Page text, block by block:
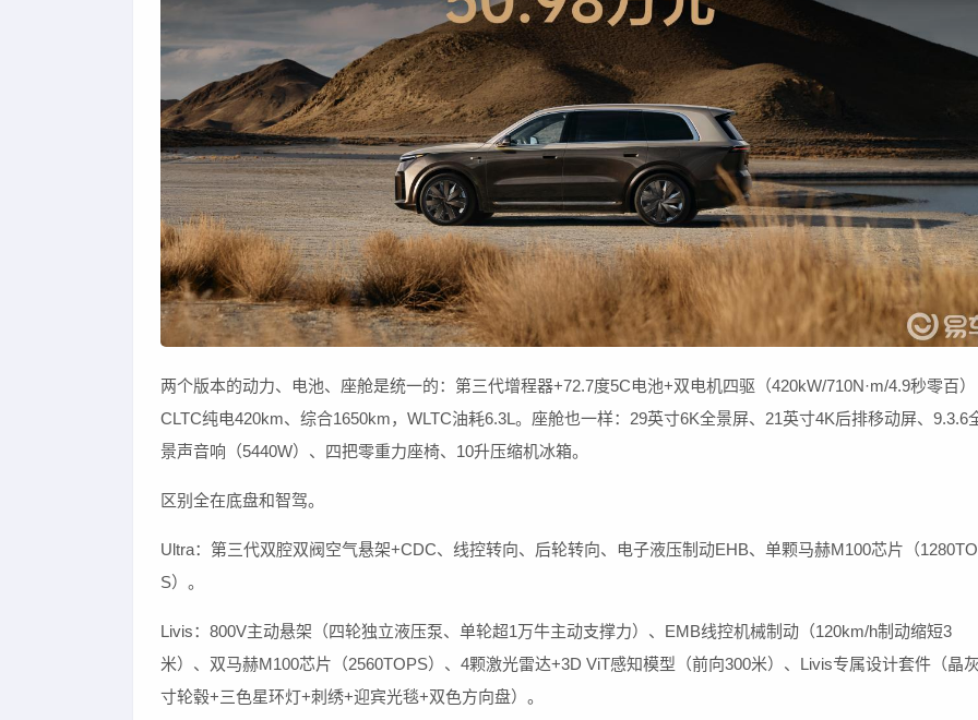
两个版本的动力、电池、座舱是统一的：第三代增程器+72.7度5C电池+双电机四驱（420kW/710N·m/4.9秒零百
CLTC纯电420km、综合1650km，WLTC油耗6.3L。座舱也一样：29英寸6K全景屏、21英寸4K后排移动屏、9.3.6
景声音响（5440W）、四把零重力座椅、10升压缩机冰箱。
区别全在底盘和智驾。
Ultra：第三代双腔双阀空气悬架+CDC、线控转向、后轮转向、电子液压制动EHB、单颗马赫M100芯片（
S）。
Livis：800V主动悬架（四轮独立液压泵、单轮超1万牛主动支撑力）、EMB线控机械制动（120km/h制动缩短3
米）、双马赫M100芯片（2560TOPS）、4颗激光雷达+3D ViT感知模型（前向300米）、Livis专属设计套件（晶
寸轮毂+三色星环灯+刺绣+迎宾光毯+双色方向盘）。